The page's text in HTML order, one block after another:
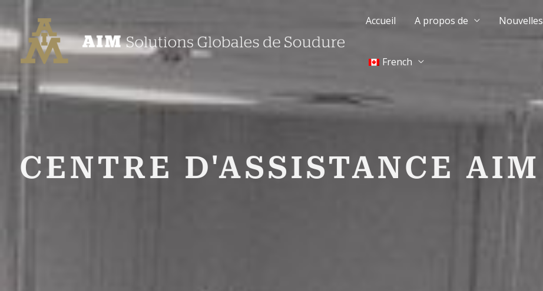
au
contenu
Accueil A propos de Nouvelles
French
CENTRE D'ASSISTANCE AIM